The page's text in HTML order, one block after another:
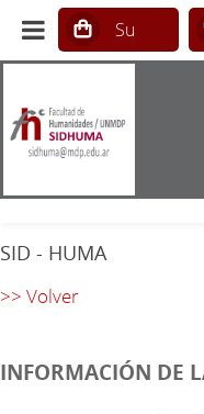
SID - HUMA
>> Volver
INFORMACIÓN DE